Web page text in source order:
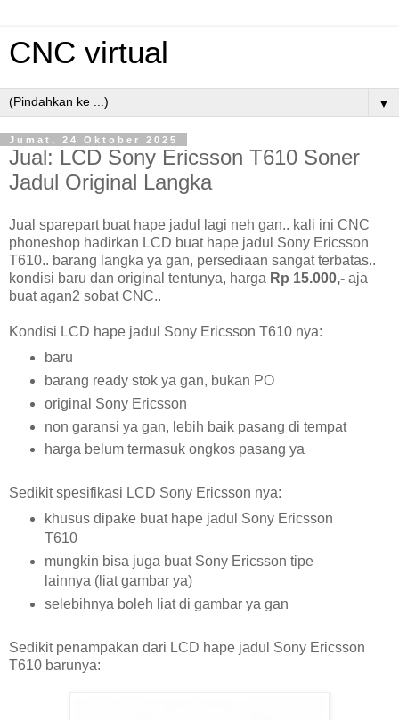
CNC virtual
▼
Jumat, 24 Oktober 2025
Jual: LCD Sony Ericsson T610 Soner
Jadul Original Langka
Jual sparepart buat hape jadul lagi neh gan.. kali ini CNC
phoneshop hadirkan LCD buat hape jadul Sony Ericsson
T610.. barang langka ya gan, persediaan sangat terbatas..
kondisi baru dan original tentunya, harga Rp 15.000,- aja
buat agan2 sobat CNC..
Kondisi LCD hape jadul Sony Ericsson T610 nya:
baru
barang ready stok ya gan, bukan PO
original Sony Ericsson
non garansi ya gan, lebih baik pasang di tempat
harga belum termasuk ongkos pasang ya
Sedikit spesifikasi LCD Sony Ericsson nya:
khusus dipake buat hape jadul Sony Ericsson
T610
mungkin bisa juga buat Sony Ericsson tipe
lainnya (liat gambar ya)
selebihnya boleh liat di gambar ya gan
Sedikit penampakan dari LCD hape jadul Sony Ericsson
T610 barunya: